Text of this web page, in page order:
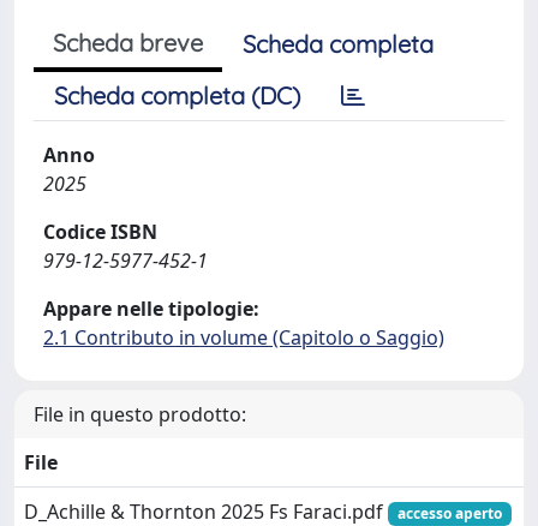
Scheda breve
Scheda completa
Scheda completa (DC)
Anno
2025
Codice ISBN
979-12-5977-452-1
Appare nelle tipologie:
2.1 Contributo in volume (Capitolo o Saggio)
File in questo prodotto:
File
D_Achille & Thornton 2025 Fs Faraci.pdf
accesso aperto